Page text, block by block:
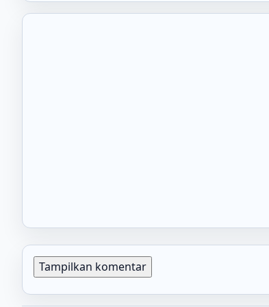
Tampilkan komentar